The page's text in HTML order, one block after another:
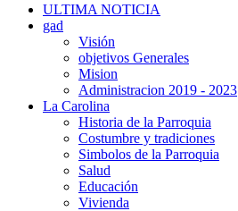
ULTIMA NOTICIA
gad
Visión
objetivos Generales
Mision
Administracion 2019 - 2023
La Carolina
Historia de la Parroquia
Costumbre y tradiciones
Simbolos de la Parroquia
Salud
Educación
Vivienda